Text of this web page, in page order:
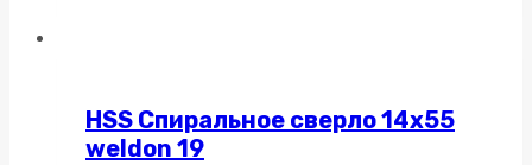
HSS Спиральное сверло 14х55
weldon 19